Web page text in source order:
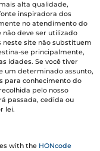
alta qualidade,
inspiradora dos
no atendimento do
deve ser utilizado
neste site não substituem
se principalmente,
idades. Se você tiver
um determinado assunto,
para conhecimento do
pelo nosso
passada, cedida ou
lei.
with the HONcode